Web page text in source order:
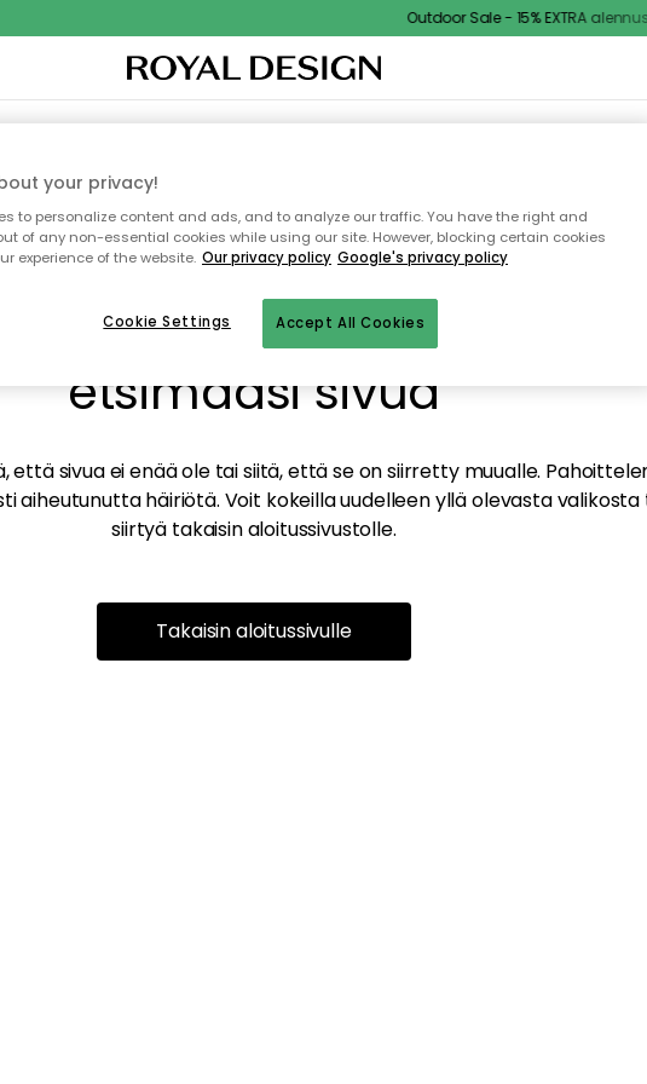
Outdoor Sale - 15% EXTRA alennus
SISUSTUSTEKSTIILIT & MATOTKEITTIÖSÄILYTYSULKOKALUSTEET
valitettavasti löydä
etsimääsi sivua
että sivua ei enää ole tai siitä, että se on siirretty muualle.
aiheutunutta häiriötä. Voit kokeilla uudelleen yllä olevasta valikosta
siirtyä takaisin aloitussivustolle.
Takaisin aloitussivulle
your privacy!
to personalize content and ads, and to analyze our traffic. You have the right and
of any non-essential cookies while using our site. However, blocking certain cookies
experience of the website. Our privacy policy Google's privacy policy
Accept All Cookies
Cookie Settings